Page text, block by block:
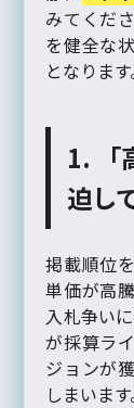
みてくだ
を健全な
となります
1. 「
迫し
掲載順位
単価が高
入札争い
が採算ラ
ジョンが
しまいます